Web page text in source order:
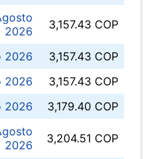
2026
3,157.43 COP
2026
3,157.43 COP
2026
3,157.43 COP
2026
3,179.40 COP
2026
3,204.51 COP